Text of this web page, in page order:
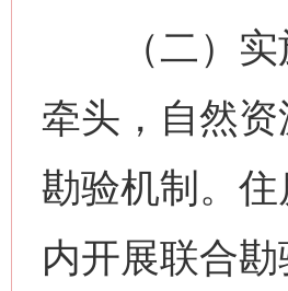
（二）实施
牵头，自然
勘验机制。
内开展联合